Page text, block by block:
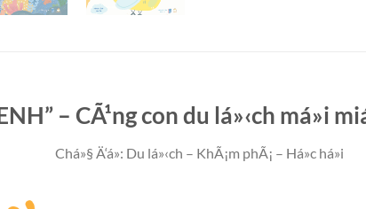
– CÃ¹ng con du lá»‹ch má»i
Chá»§ Ä‘á»: Du lá»‹ch – KhÃ¡m phÃ¡ – Há»c há»i